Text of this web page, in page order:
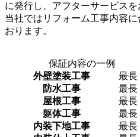
に発行し、アフターサービスを
当社ではリフォーム工事内容
おります。
保証内容の一例
外壁塗装工事
最長
防水工事
最長
屋根工事
最長
躯体工事
最長
内装下地工事
最長